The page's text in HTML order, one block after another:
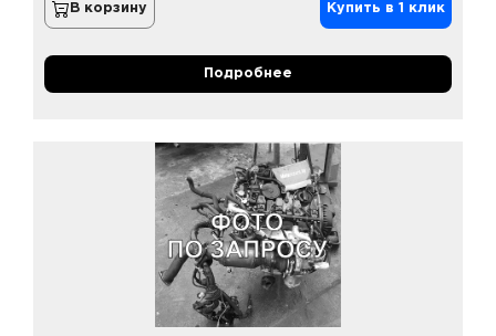
В корзину Купить в 1 клик
Подробнее